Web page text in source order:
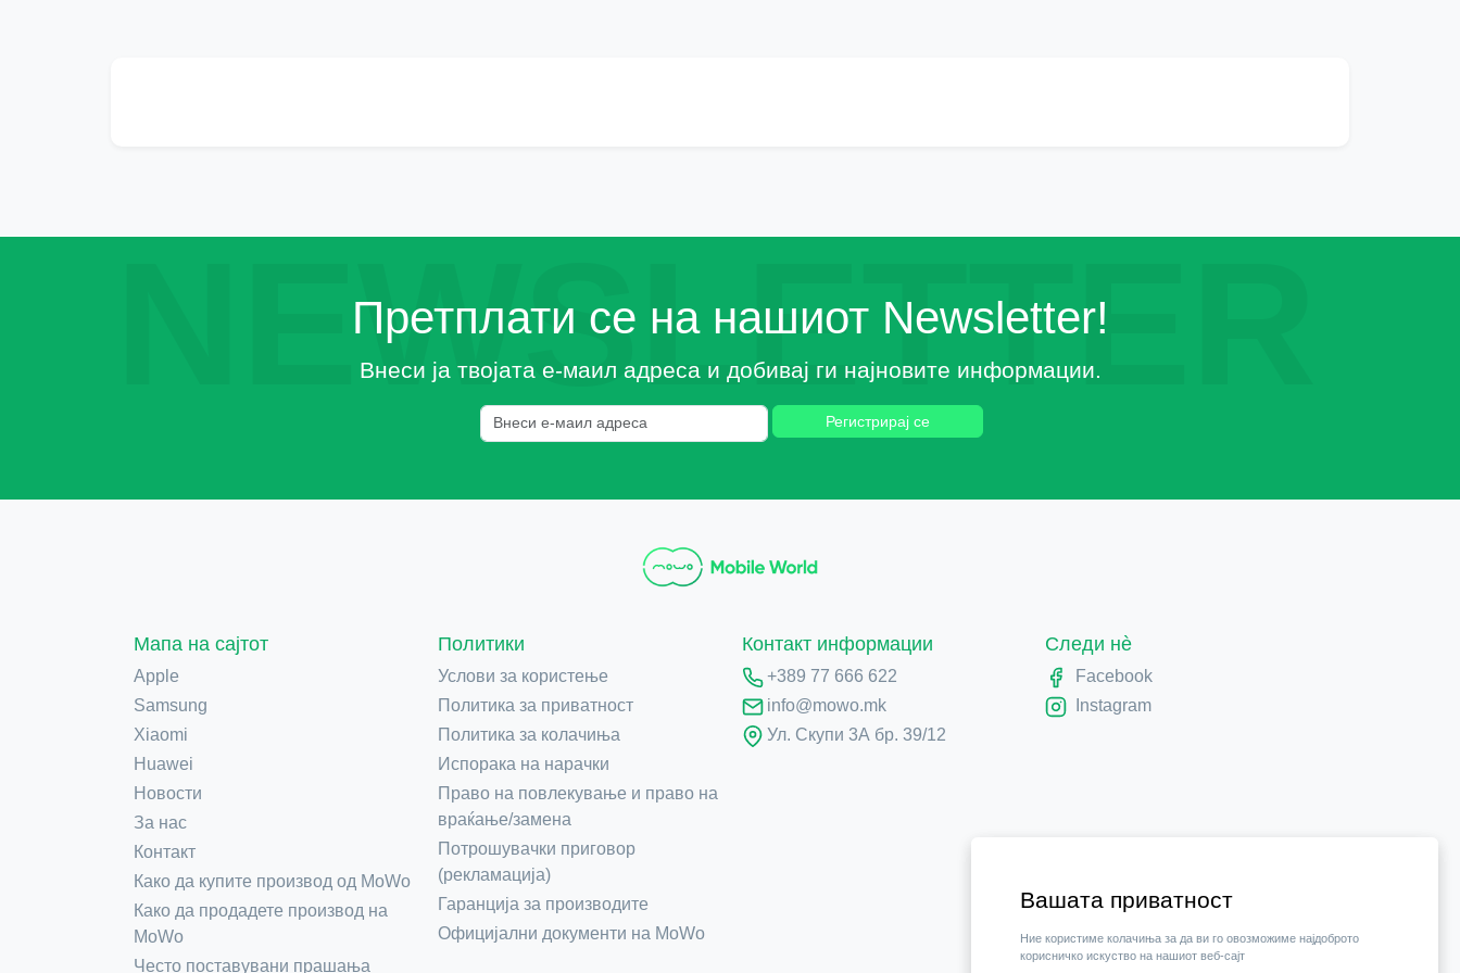
Вашата приватност
Ние користиме колачиња за да ви го овозможиме најдоброто
корисничко искуство на нашиот веб-сајт
NEWSLETTER
Претплати се на нашиот Newsletter!
Внеси ја твојата е-маил адреса и добивај ги најновите информации.
Регистрирај се
Мапа на сајтот
Apple
Samsung
Xiaomi
Huawei
Новости
За нас
Контакт
Како да купите производ од MoWo
Како да продадете производ на
MoWo
Често поставувани прашања
Политики
Услови за користење
Политика за приватност
Политика за колачиња
Испорака на нарачки
Право на повлекување и право на
враќање/замена
Потрошувачки приговор
(рекламација)
Гаранција за производите
Официјални документи на MoWo
Контакт информации
+389 77 666 622
info@mowo.mk
Ул. Скупи 3А бр. 39/12
Следи нè
Facebook
Instagram